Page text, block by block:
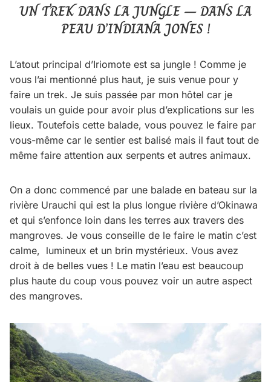
UN TREK DANS LA JUNGLE – DANS LA
PEAU D’INDIANA JONES !
L’atout principal d’Iriomote est sa jungle ! Comme je
vous l’ai mentionné plus haut, je suis venue pour y
faire un trek. Je suis passée par mon hôtel car je
voulais un guide pour avoir plus d’explications sur les
lieux. Toutefois cette balade, vous pouvez le faire par
vous-même car le sentier est balisé mais il faut tout de
même faire attention aux serpents et autres animaux.
On a donc commencé par une balade en bateau sur la
rivière Urauchi qui est la plus longue rivière d’Okinawa
et qui s’enfonce loin dans les terres aux travers des
mangroves. Je vous conseille de le faire le matin c’est
calme, lumineux et un brin mystérieux. Vous avez
droit à de belles vues ! Le matin l’eau est beaucoup
plus haute du coup vous pouvez voir un autre aspect
des mangroves.